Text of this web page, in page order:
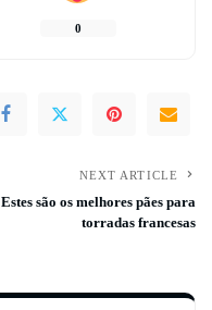
0
NEXT ARTICLE
Estes são os melhores pães para
torradas francesas